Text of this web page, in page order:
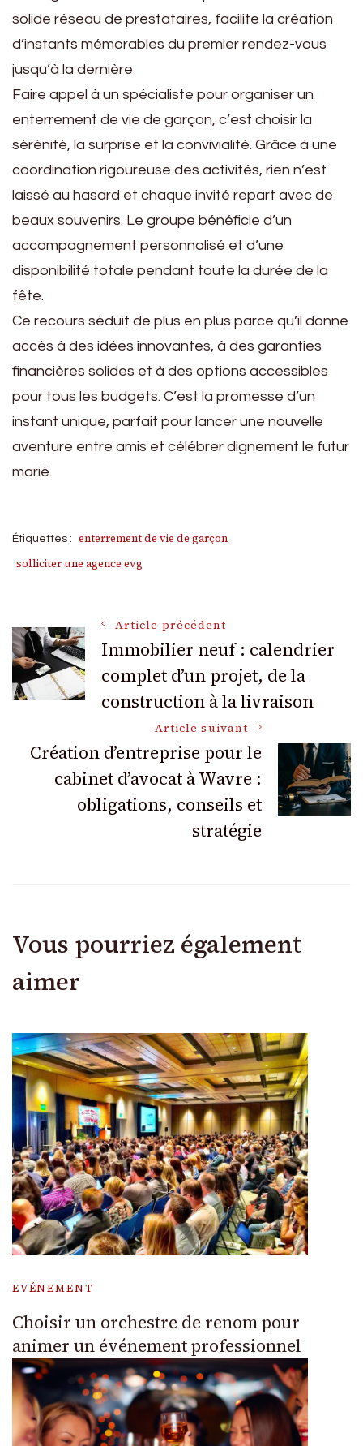
solide réseau de prestataires, facilite la création
d’instants mémorables du premier rendez-vous
jusqu’à la dernière
Faire appel à un spécialiste pour organiser un
enterrement de vie de garçon, c’est choisir la
sérénité, la surprise et la convivialité. Grâce à une
coordination rigoureuse des activités, rien n’est
laissé au hasard et chaque invité repart avec de
beaux souvenirs. Le groupe bénéficie d’un
accompagnement personnalisé et d’une
disponibilité totale pendant toute la durée de la
fête.
Ce recours séduit de plus en plus parce qu’il donne
accès à des idées innovantes, à des garanties
financières solides et à des options accessibles
pour tous les budgets. C’est la promesse d’un
instant unique, parfait pour lancer une nouvelle
aventure entre amis et célébrer dignement le futur
marié.
Étiquettes :
enterrement de vie de garçon
solliciter une agence evg
Navigation
des
articles
Article précédent
Immobilier neuf : calendrier
complet d’un projet, de la
construction à la livraison
Article suivant
Création d’entreprise pour le
cabinet d’avocat à Wavre :
obligations, conseils et
stratégie
Vous pourriez également
aimer
EVÉNEMENT
Choisir un orchestre de renom pour
animer un événement professionnel